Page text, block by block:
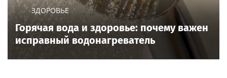
ЗДОРОВЬЕ
Горячая вода и здоровье: почему важен
исправный водонагреватель